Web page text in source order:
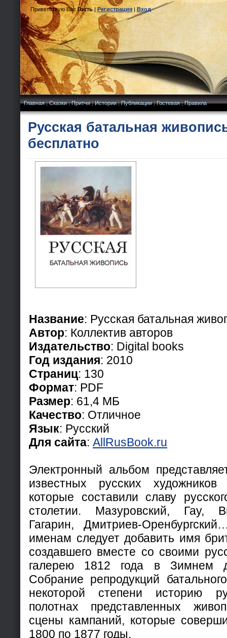
Приветствую Вас Гость|Регистрация|Вход
Главная|Сказки|Притчи|Истории|Публикации|Гостевая|Правила
Русская батальная
бесплатно
Название: Русская батальная
Автор: Коллектив авторов
Издательство: Digital books
Год издания: 2010
Страниц: 130
Формат: PDF
Размер: 61,4 МБ
Качество: Отличное
Язык: Русский
Для сайта: AllRusBook.ru
Электронный альбом
известных русских художников
которые составили славу
столетии. Мазуровский, Гау,
Гагарин, Дмитриев-
именам следует добавить имя
создавшего вместе со своими
галерею 1812 года в Зимнем
Собрание репродукций
некоторой степени историю
полотнах представленных
сцены кампаний, которые
1800 по 1877 годы.